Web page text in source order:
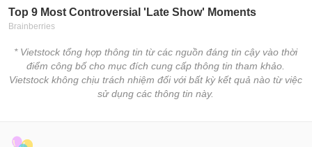
* Vietstock tổng hợp thông tin từ các nguồn đáng tin cậy vào thời
điểm công bố cho mục đích cung cấp thông tin tham khảo.
Vietstock không chịu trách nhiệm đối với bất kỳ kết quả nào từ việc
sử dụng các thông tin này.